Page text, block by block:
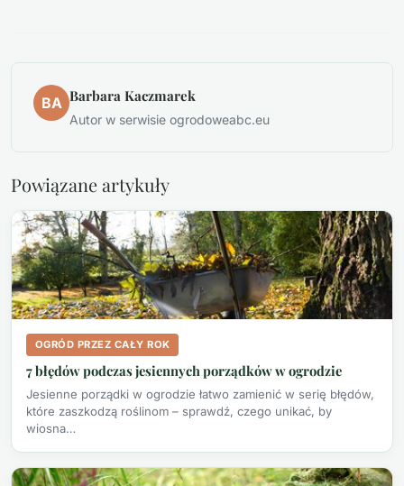
BA Barbara Kaczmarek
Autor w serwisie ogrodoweabc.eu
Powiązane artykuły
OGRÓD PRZEZ CAŁY ROK
7 błędów podczas jesiennych porządków w ogrodzie
Jesienne porządki w ogrodzie łatwo zamienić w serię błędów,
które zaszkodzą roślinom – sprawdź, czego unikać, by
wiosna…